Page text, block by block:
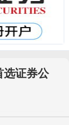
选证券公